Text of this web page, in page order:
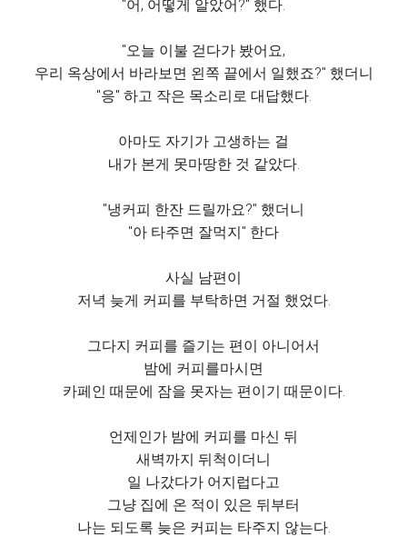
"어, 어떻게 알았어?" 했다.
"오늘 이불 걷다가 봤어요,
우리 옥상에서 바라보면 왼쪽 끝에서 일했죠?" 했더니
"응" 하고 작은 목소리로 대답했다.
아마도 자기가 고생하는 걸
내가 본게 못마땅한 것 같았다.
"냉커피 한잔 드릴까요?" 했더니
"아 타주면 잘먹지" 한다
사실 남편이
저녁 늦게 커피를 부탁하면 거절 했었다.
그다지 커피를 즐기는 편이 아니어서
밤에 커피를마시면
카페인 때문에 잠을 못자는 편이기 때문이다.
언제인가 밤에 커피를 마신 뒤
새벽까지 뒤척이더니
일 나갔다가 어지럽다고
그냥 집에 온 적이 있은 뒤부터
나는 되도록 늦은 커피는 타주지 않는다.